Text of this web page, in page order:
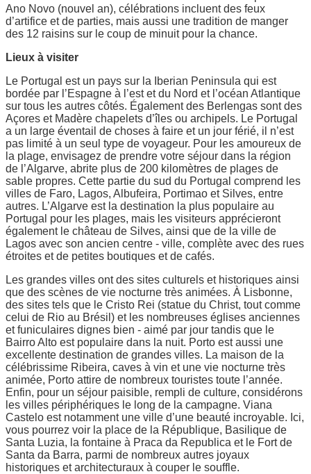
Ano Novo (nouvel an), célébrations incluent des feux
d’artifice et de parties, mais aussi une tradition de manger
des 12 raisins sur le coup de minuit pour la chance.
Lieux à visiter
Le Portugal est un pays sur la Iberian Peninsula qui est
bordée par l’Espagne à l’est et du Nord et l’océan Atlantique
sur tous les autres côtés. Également des Berlengas sont des
Açores et Madère chapelets d’îles ou archipels. Le Portugal
a un large éventail de choses à faire et un jour férié, il n’est
pas limité à un seul type de voyageur. Pour les amoureux de
la plage, envisagez de prendre votre séjour dans la région
de l’Algarve, abrite plus de 200 kilomètres de plages de
sable propres. Cette partie du sud du Portugal comprend les
villes de Faro, Lagos, Albufeira, Portimao et Silves, entre
autres. L’Algarve est la destination la plus populaire au
Portugal pour les plages, mais les visiteurs apprécieront
également le château de Silves, ainsi que de la ville de
Lagos avec son ancien centre - ville, complète avec des rues
étroites et de petites boutiques et de cafés.
Les grandes villes ont des sites culturels et historiques ainsi
que des scènes de vie nocturne très animées. À Lisbonne,
des sites tels que le Cristo Rei (statue du Christ, tout comme
celui de Rio au Brésil) et les nombreuses églises anciennes
et funiculaires dignes bien - aimé par jour tandis que le
Bairro Alto est populaire dans la nuit. Porto est aussi une
excellente destination de grandes villes. La maison de la
célébrissime Ribeira, caves à vin et une vie nocturne très
animée, Porto attire de nombreux touristes toute l’année.
Enfin, pour un séjour paisible, rempli de culture, considérons
les villes périphériques le long de la campagne. Viana
Castelo est notamment une ville d’une beauté incroyable. Ici,
vous pourrez voir la place de la République, Basilique de
Santa Luzia, la fontaine à Praca da Republica et le Fort de
Santa da Barra, parmi de nombreux autres joyaux
historiques et architecturaux à couper le souffle.